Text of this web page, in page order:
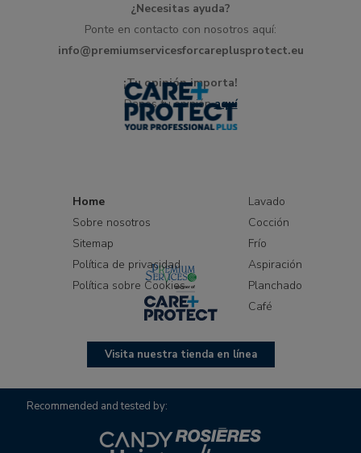
¿Necesitas ayuda?
Ponte en contacto con nosotros aquí:
info@premiumservicesforcareplusprotect.eu
¡Tu opinión importa!
Danos tu opiniónaquí
Home
Sobre nosotros
Sitemap
Política de privacidad
Política sobre Cookies
Lavado
Cocción
Frío
Aspiración
Planchado
Café
Visita nuestra tienda en línea
Recommended and tested by: